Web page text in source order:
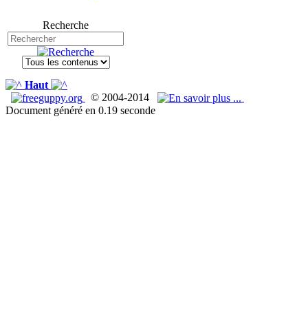
Recherche
Haut
© 2004-2014
Document généré en 0.19 seconde